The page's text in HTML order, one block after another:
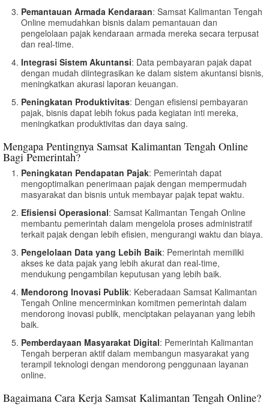
Pemantauan Armada Kendaraan: Samsat Kalimantan Tengah
Online memudahkan bisnis dalam pemantauan dan
pengelolaan pajak kendaraan armada mereka secara terpusat
dan real-time.
Integrasi Sistem Akuntansi: Data pembayaran pajak dapat
dengan mudah diintegrasikan ke dalam sistem akuntansi bisnis,
meningkatkan akurasi laporan keuangan.
Peningkatan Produktivitas: Dengan efisiensi pembayaran
pajak, bisnis dapat lebih fokus pada kegiatan inti mereka,
meningkatkan produktivitas dan daya saing.
Mengapa Pentingnya Samsat Kalimantan Tengah Online
Bagi Pemerintah?
Peningkatan Pendapatan Pajak: Pemerintah dapat
mengoptimalkan penerimaan pajak dengan mempermudah
masyarakat dan bisnis untuk membayar pajak tepat waktu.
Efisiensi Operasional: Samsat Kalimantan Tengah Online
membantu pemerintah dalam mengelola proses administratif
terkait pajak dengan lebih efisien, mengurangi waktu dan biaya.
Pengelolaan Data yang Lebih Baik: Pemerintah memiliki
akses ke data pajak yang lebih akurat dan real-time,
mendukung pengambilan keputusan yang lebih baik.
Mendorong Inovasi Publik: Keberadaan Samsat Kalimantan
Tengah Online mencerminkan komitmen pemerintah dalam
mendorong inovasi publik, menciptakan pelayanan yang lebih
baik.
Pemberdayaan Masyarakat Digital: Pemerintah Kalimantan
Tengah berperan aktif dalam membangun masyarakat yang
terampil teknologi dengan mendorong penggunaan layanan
online.
Bagaimana Cara Kerja Samsat Kalimantan Tengah Online?